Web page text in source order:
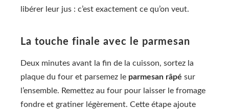
libérer leur jus : c’est exactement ce qu’on veut.
La touche finale avec le parmesan
Deux minutes avant la fin de la cuisson, sortez la
plaque du four et parsemez le parmesan râpé sur
l’ensemble. Remettez au four pour laisser le fromage
fondre et gratiner légèrement. Cette étape ajoute